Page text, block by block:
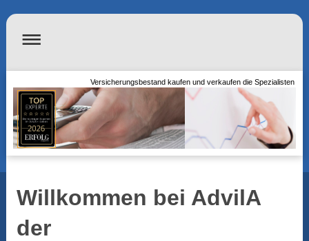
Versicherungsbestand kaufen und verkaufen die Spezialisten
Willkommen bei AdvilA
der